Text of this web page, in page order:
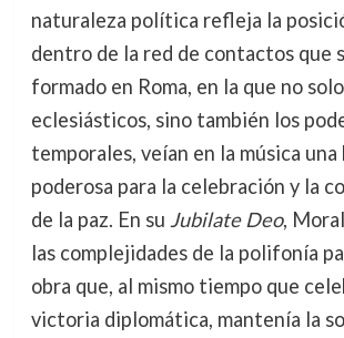
naturaleza política refleja la
dentro de la red de contactos que
formado en Roma, en la que no
eclesiásticos, sino también los
temporales, veían en la música
poderosa para la celebración y la
de la paz. En su Jubilate Deo,
las complejidades de la polifonía
obra que, al mismo tiempo que
victoria diplomática, mantenía la